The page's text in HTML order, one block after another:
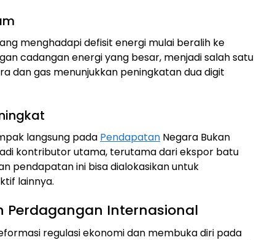
menghadapi defisit energi mulai beralih ke
cadangan energi yang besar, menjadi salah satu
dan gas menunjukkan peningkatan dua digit
langsung pada Pendapatan Negara Bukan
kontributor utama, terutama dari ekspor batu
pendapatan ini bisa dialokasikan untuk
lainnya.
Perdagangan Internasional
regulasi ekonomi dan membuka diri pada